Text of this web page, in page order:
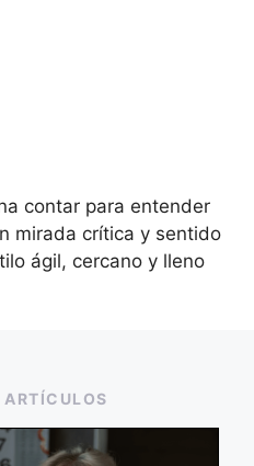
contar para entender
mirada crítica y sentido
ágil, cercano y lleno